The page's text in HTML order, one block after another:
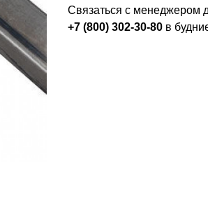
Связаться с менеджером
+7 (800) 302-30-80 в